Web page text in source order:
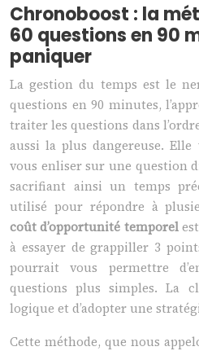
Chronoboost : la
60 questions en 90
paniquer
La gestion du temps est le
questions en 90 minutes,
traiter les questions dans
aussi la plus dangereuse.
vous enliser sur une question
sacrifiant ainsi un temps
utilisé pour répondre à
coût d’opportunité temporel
à essayer de grappiller 3
pourrait vous permettre
questions plus simples. La
logique et d’adopter une
Cette méthode, que nous